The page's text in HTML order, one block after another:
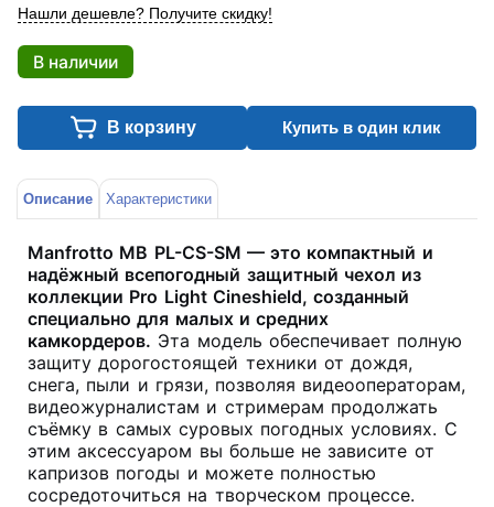
Нашли дешевле? Получите скидку!
В наличии
В корзину Купить в один клик
Описание Характеристики
Manfrotto MB PL-CS-SM — это компактный и
надёжный всепогодный защитный чехол из
коллекции Pro Light Cineshield, созданный
специально для малых и средних
камкордеров. Эта модель обеспечивает полную
защиту дорогостоящей техники от дождя,
снега, пыли и грязи, позволяя видеооператорам,
видеожурналистам и стримерам продолжать
съёмку в самых суровых погодных условиях. С
этим аксессуаром вы больше не зависите от
капризов погоды и можете полностью
сосредоточиться на творческом процессе.